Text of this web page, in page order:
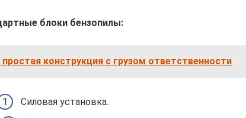
блоки бензопилы:
конструкция с грузом ответственности
Силовая установка.